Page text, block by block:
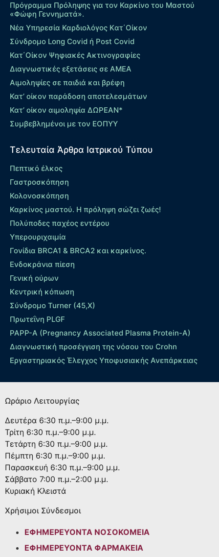
Πρόγραμμα Πρόληψης για τον Καρκίνο του Μαστού
«Φώφη Γεννηματά».
Νέα Υπηρεσία Καρδιολόγος Kατ΄Οίκον
Σύνδρομο Long Covid ή Post Covid
Κατ΄Οίκον Ψηφιακές Ακτινογραφίες
Διαγνωστικές εξετάσεις σε ΑΜΕΑ
Αιμοληψίες σε παιδιά και βρέφη
Κατ’ οίκον παράδοση αποτελεσμάτων
Κατ’ οίκον αιμοληψία ΔΩΡΕΑΝ*
Συμβεβλημένοι με τον ΕΟΠΥΥ
Τελευταία Άρθρα Ιατρικού Τύπου
Πεπτικό έλκος
Γαστροσκόπηση
Κολονοσκόπηση
Καρκίνος μαστού. Η πρόληψη σώζει ζωές!
Πολύποδες παχέος εντέρου
Yπερουριχαιμία
Γονίδια BRCA1 & BRCA2 και καρκίνος.
Ενδοκράνια πίεση
Γενική ούρων
Κεντρική κόπωση
Σύνδρομο Turner (45,X)
Πρωτεΐνη PLGF
PAPP-A (Pregnancy Associated Plasma Protein-A)
Διαγνωστική προσέγγιση της νόσου του Crohn
Εργαστηριακός Έλεγχος Υποφυσιακής Ανεπάρκειας
Ωράριο Λειτουργίας
Δευτέρα 6:30 π.μ.–9:00 μ.μ.
Τρίτη 6:30 π.μ.–9:00 μ.μ.
Τετάρτη 6:30 π.μ.–9:00 μ.μ.
Πέμπτη 6:30 π.μ.–9:00 μ.μ.
Παρασκευή 6:30 π.μ.–9:00 μ.μ.
Σάββατο 7:00 π.μ.–2:00 μ.μ.
Κυριακή Κλειστά
Χρήσιμοι Σύνδεσμοι
ΕΦΗΜΕΡΕΥΟΝΤΑ ΝΟΣΟΚΟΜΕΙΑ
ΕΦΗΜΕΡΕΥΟΝΤΑ ΦΑΡΜΑΚΕΙΑ